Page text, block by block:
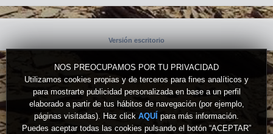
NOS PREOCUPAMOS POR TU PRIVACIDAD
Utilizamos cookies propias y de terceros para fines analíticos y
para mostrarte publicidad personalizada en base a un perfil
elaborado a partir de tus hábitos de navegación (por ejemplo,
páginas visitadas). Haz click AQUÍ para más información.
Puedes aceptar todas las cookies pulsando el botón “ACEPTAR”
Versión escritorio